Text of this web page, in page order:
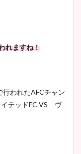
れますね！
われたAFCチャン
イテッドFC VS ヴ